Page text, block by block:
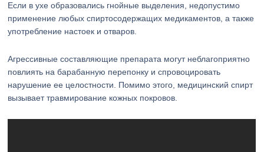
Если в ухе образовались гнойные выделения, недопустимо
применение любых спиртосодержащих медикаментов, а также
употребление настоек и отваров.
Агрессивные составляющие препарата могут неблагоприятно
повлиять на барабанную перепонку и спровоцировать
нарушение ее целостности. Помимо этого, медицинский спирт
вызывает травмирование кожных покровов.